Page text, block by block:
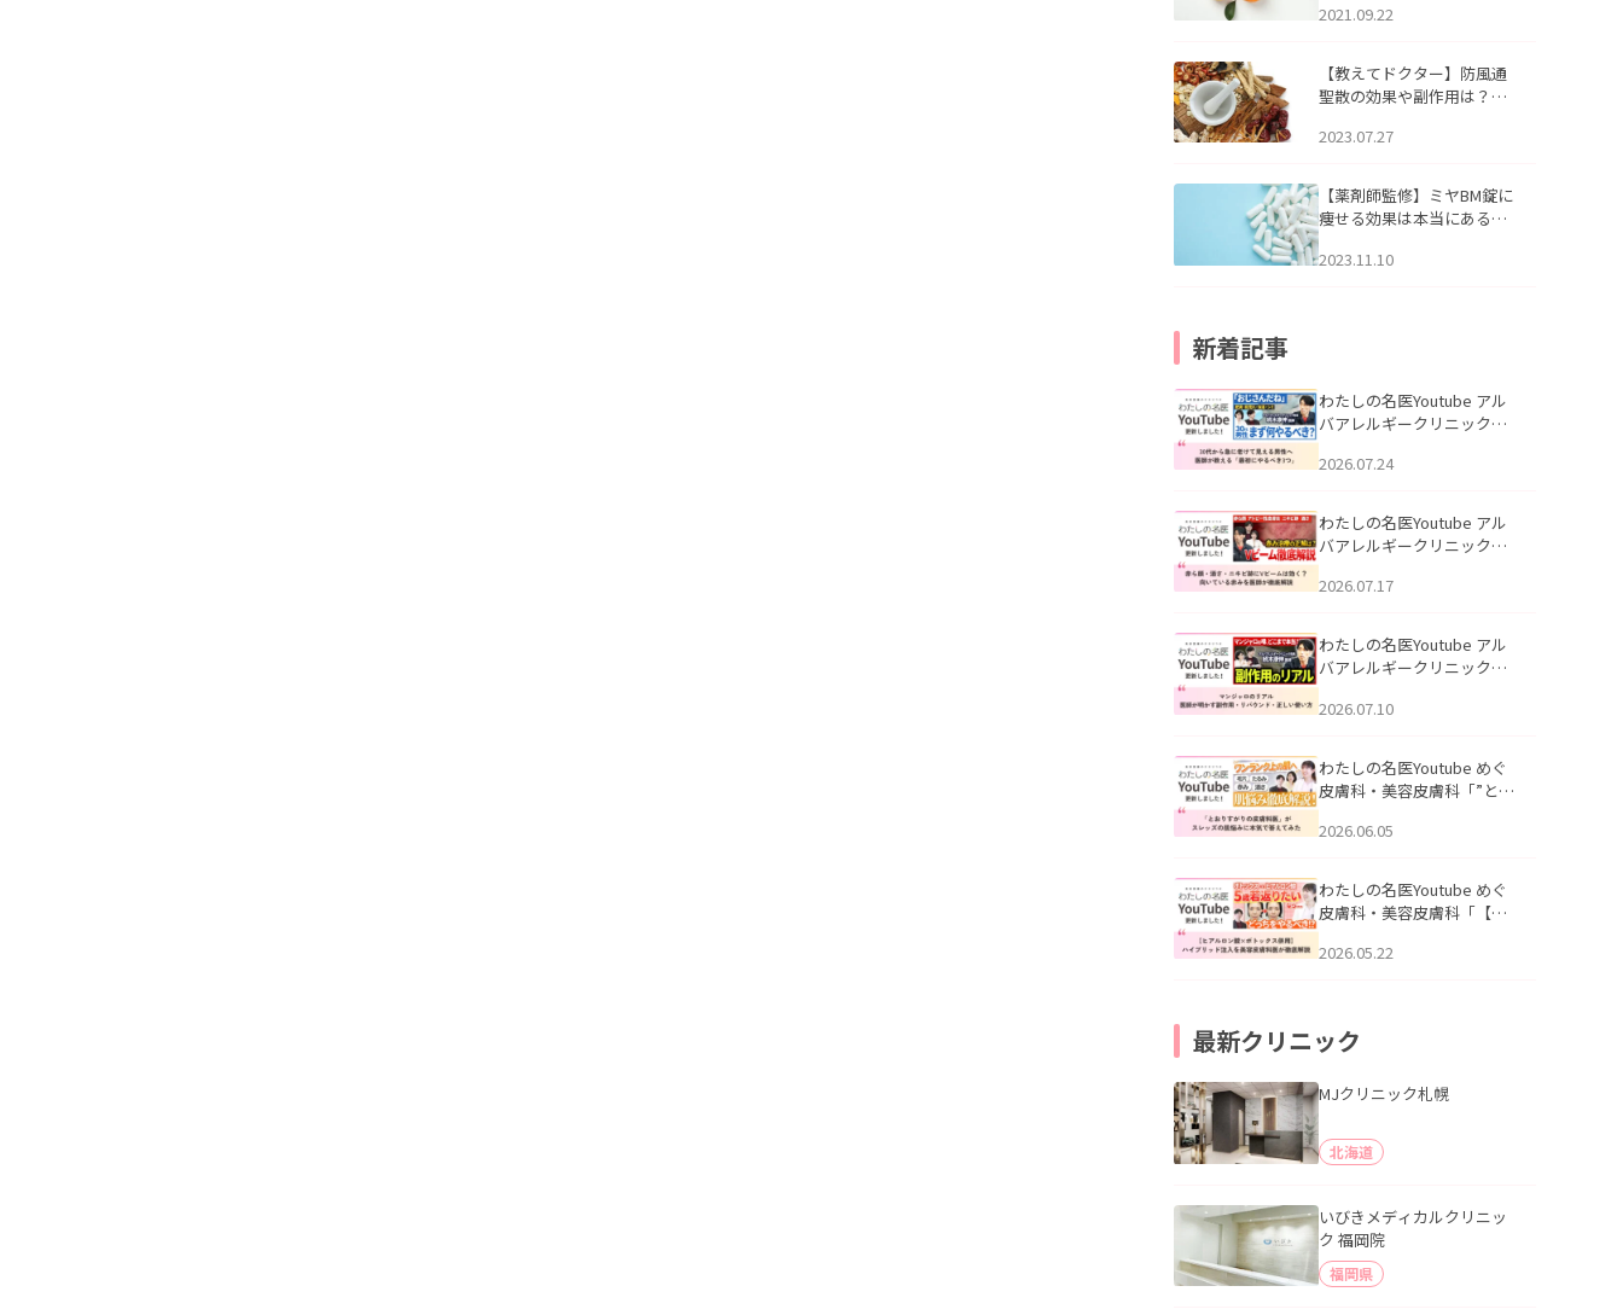
2021.09.22
【教えてドクター】防風通
聖散の効果や副作用は？長
2023.07.27
【薬剤師監修】ミヤBM錠に
痩せる効果は本当にある
2023.11.10
新着記事
わたしの名医Youtube アル
バアレルギークリニック札
える男性へ｜医師が教える
公開いたしました。
2026.07.24
わたしの名医Youtube アル
バアレルギークリニック札
跡にVビームは効く？向いて
説」を公開いたしました。
2026.07.17
わたしの名医Youtube アル
バアレルギークリニック札
医師が明かす副作用・リバ
公開いたしました。
2026.07.10
わたしの名医Youtube めぐ
皮膚科・美容皮膚科「”とお
ッズの肌悩みに本気で答え
た。
2026.06.05
わたしの名医Youtube めぐ
皮膚科・美容皮膚科「【ヒ
用】ハイブリッド注入を美
2026.05.22
最新クリニック
MJクリニック札幌
北海道
いびきメディカルクリニッ
ク 福岡院
福岡県